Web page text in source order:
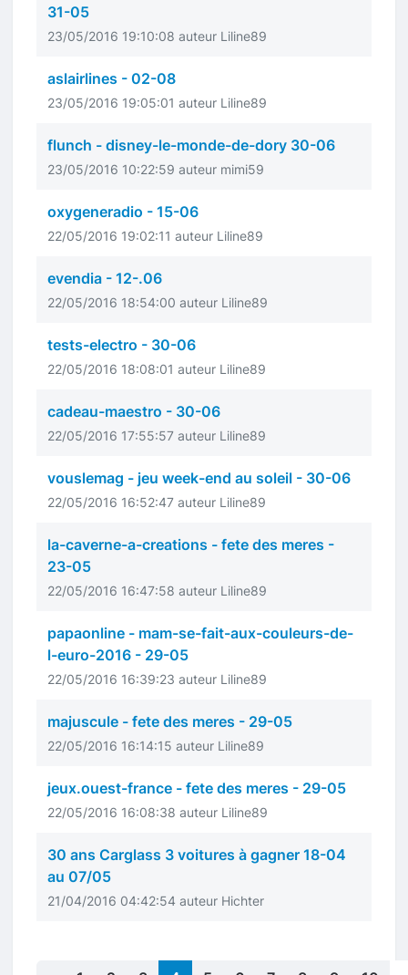
31-05
23/05/2016 19:10:08 auteur Liline89
aslairlines - 02-08
23/05/2016 19:05:01 auteur Liline89
flunch - disney-le-monde-de-dory 30-06
23/05/2016 10:22:59 auteur mimi59
oxygeneradio - 15-06
22/05/2016 19:02:11 auteur Liline89
evendia - 12-.06
22/05/2016 18:54:00 auteur Liline89
tests-electro - 30-06
22/05/2016 18:08:01 auteur Liline89
cadeau-maestro - 30-06
22/05/2016 17:55:57 auteur Liline89
vouslemag - jeu week-end au soleil - 30-06
22/05/2016 16:52:47 auteur Liline89
la-caverne-a-creations - fete des meres -
23-05
22/05/2016 16:47:58 auteur Liline89
papaonline - mam-se-fait-aux-couleurs-de-
l-euro-2016 - 29-05
22/05/2016 16:39:23 auteur Liline89
majuscule - fete des meres - 29-05
22/05/2016 16:14:15 auteur Liline89
jeux.ouest-france - fete des meres - 29-05
22/05/2016 16:08:38 auteur Liline89
30 ans Carglass 3 voitures à gagner 18-04
au 07/05
21/04/2016 04:42:54 auteur Hichter